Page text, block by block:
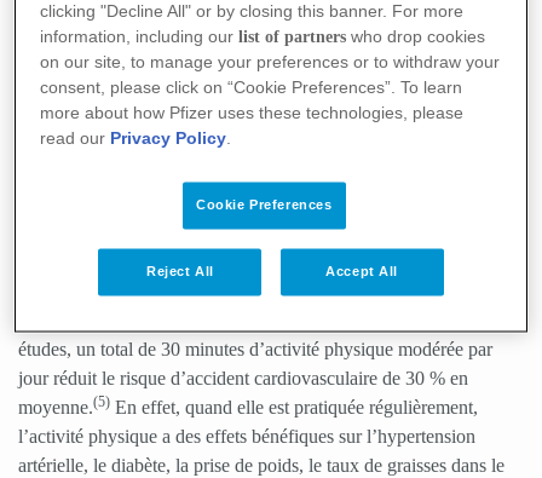
études, un total de 30 minutes d’activité physique modérée par
jour réduit le risque d’accident cardiovasculaire de 30 % en
moyenne.(5) En effet, quand elle est pratiquée régulièrement,
l’activité physique a des effets bénéfiques sur l’hypertension
artérielle, le diabète, la prise de poids, le taux de graisses dans le
clicking "Decline All" or by closing this banner. For more
information, including ourlist of partners who drop cookies
on our site, to manage your preferences or to withdraw your
consent, please click on “Cookie Preferences”. To learn
more about how Pfizer uses these technologies, please
read our Privacy Policy.
Cookie Preferences
Reject All Accept All